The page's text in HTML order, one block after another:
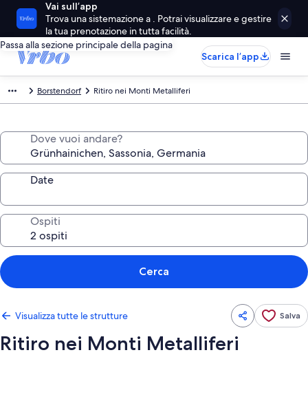
Vai sull’app
Trova una sistemazione a . Potrai visualizzare e gestire
la tua prenotazione in tutta facilità.
Passa alla sezione principale della pagina
Scarica l’app
Borstendorf Ritiro nei Monti Metalliferi
Dove vuoi andare?
Date
Ospiti
Cerca
Visualizza tutte le strutture Salva
Ritiro nei Monti Metalliferi